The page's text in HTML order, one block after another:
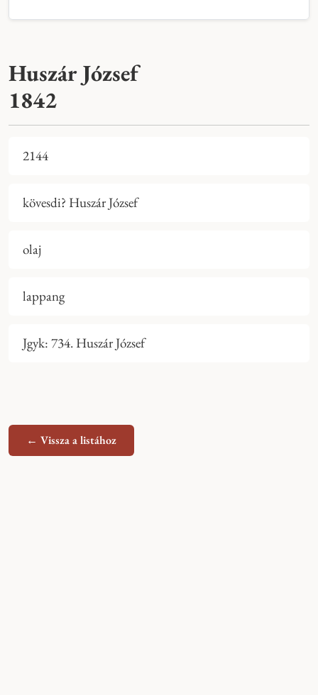
Huszár József
1842
2144
kövesdi? Huszár József
olaj
lappang
Jgyk: 734. Huszár József
← Vissza a listához